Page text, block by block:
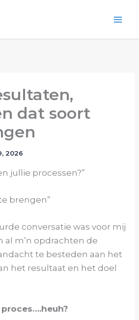
dat soort
2026
jullie processen?”
brengen”
conversatie was voor mij
al m’n opdrachten de
te besteden aan het
het resultaat en het doel